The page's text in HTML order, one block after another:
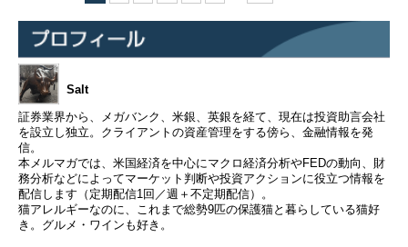
Salt
証券業界から、メガバンク、米銀、英銀を経て、現在は投資助言会社
を設立し独立。クライアントの資産管理をする傍ら、金融情報を発
信。
本メルマガでは、米国経済を中心にマクロ経済分析やFEDの動向、財
務分析などによってマーケット判断や投資アクションに役立つ情報を
配信します（定期配信1回／週＋不定期配信）。
猫アレルギーなのに、これまで総勢9匹の保護猫と暮らしている猫好
き。グルメ・ワインも好き。